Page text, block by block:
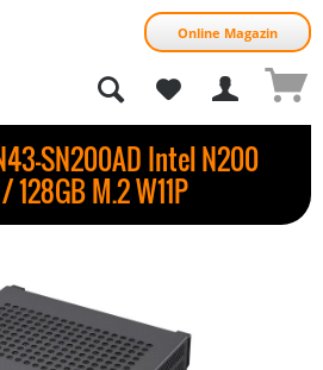
Online Magazin
SN200AD Intel N200
128GB M.2 W11P